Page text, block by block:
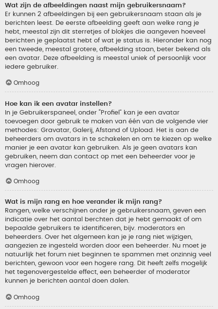
Wat zijn de afbeeldingen naast mijn gebruikersnaam?
Er kunnen 2 afbeeldingen bij een gebruikersnaam staan als je
berichten leest. De eerste afbeelding geeft aan welke rang je
hebt, meestal zijn dit sterretjes of blokjes die aangeven hoeveel
berichten je geplaatst hebt of wat je status is. Hieronder kan nog
een tweede, meestal grotere, afbeelding staan, beter bekend als
een avatar. Deze afbeelding is meestal uniek of persoonlijk voor
iedere gebruiker.
Omhoog
Hoe kan ik een avatar instellen?
In je Gebruikerspaneel, onder “Profiel” kan je een avatar
toevoegen door gebruik te maken van één van de volgende vier
methodes: Gravatar, Galerij, Afstand of Upload. Het is aan de
beheerders om avatars in te schakelen en om te kiezen op welke
manier je een avatar kan gebruiken. Als je geen avatars kan
gebruiken, neem dan contact op met een beheerder voor je
vragen hierover.
Omhoog
Wat is mijn rang en hoe verander ik mijn rang?
Rangen, welke verschijnen onder je gebruikersnaam, geven een
indicatie over het aantal berchten dat je hebt gemaakt of om
bepaalde gebruikers te identificeren, bijv. moderators en
beheerders. Over het algemeen kan je je rang niet wijzigen,
aangezien ze ingesteld worden door een beheerder. Nu moet je
natuurlijk het forum niet beginnen te spammen met onzinnig veel
berichten, gewoon voor een hogere rang. Dit heeft zelfs mogelijk
het tegenovergestelde effect, een beheerder of moderator
kunnen je berichten aantal doen dalen.
Omhoog